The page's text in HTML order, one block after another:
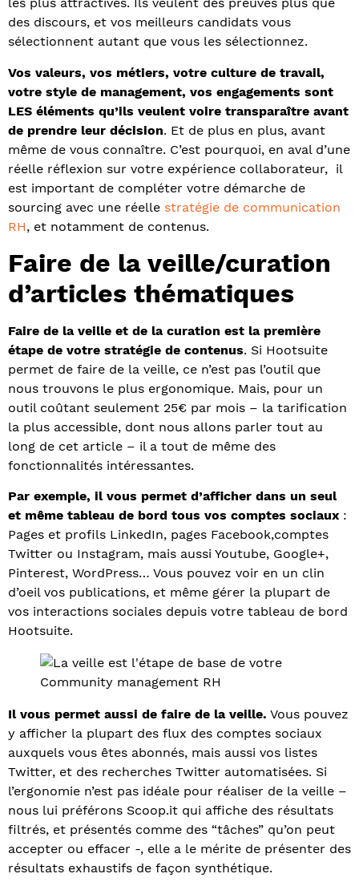
des discours, et vos meilleurs candidats vous
sélectionnent autant que vous les sélectionnez.
Vos valeurs, vos métiers, votre culture de travail,
votre style de management, vos engagements sont
LES éléments qu’ils veulent voire transparaître avant
de prendre leur décision. Et de plus en plus, avant
même de vous connaître. C’est pourquoi, en aval d’une
réelle réflexion sur votre expérience collaborateur, il
est important de compléter votre démarche de
sourcing avec une réelle stratégie de communication
RH, et notamment de contenus.
Faire de la veille/curation
d’articles thématiques
Faire de la veille et de la curation est la première
étape de votre stratégie de contenus. Si Hootsuite
permet de faire de la veille, ce n’est pas l’outil que
nous trouvons le plus ergonomique. Mais, pour un
outil coûtant seulement 25€ par mois – la tarification
la plus accessible, dont nous allons parler tout au
long de cet article – il a tout de même des
fonctionnalités intéressantes.
Par exemple, il vous permet d’afficher dans un seul
et même tableau de bord tous vos comptes sociaux :
Pages et profils LinkedIn, pages Facebook,comptes
Twitter ou Instagram, mais aussi Youtube, Google+,
Pinterest, WordPress… Vous pouvez voir en un clin
d’oeil vos publications, et même gérer la plupart de
vos interactions sociales depuis votre tableau de bord
Hootsuite.
Il vous permet aussi de faire de la veille. Vous pouvez
y afficher la plupart des flux des comptes sociaux
auxquels vous êtes abonnés, mais aussi vos listes
Twitter, et des recherches Twitter automatisées. Si
l’ergonomie n’est pas idéale pour réaliser de la veille –
nous lui préférons Scoop.it qui affiche des résultats
filtrés, et présentés comme des “tâches” qu’on peut
accepter ou effacer -, elle a le mérite de présenter des
résultats exhaustifs de façon synthétique.